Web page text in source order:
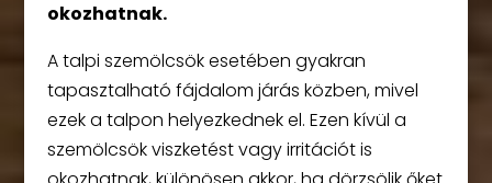
okozhatnak.
A talpi szemölcsök esetében gyakran
tapasztalható fájdalom járás közben, mivel
ezek a talpon helyezkednek el. Ezen kívül a
szemölcsök viszketést vagy irritációt is